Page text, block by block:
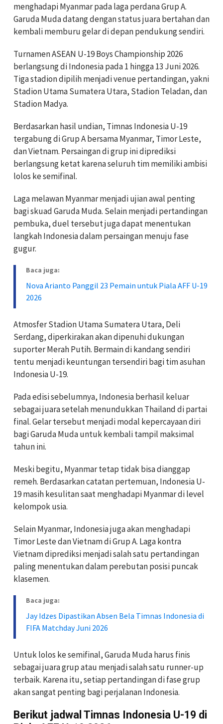
menghadapi Myanmar pada laga perdana Grup A.
Garuda Muda datang dengan status juara bertahan dan
kembali memburu gelar di depan pendukung sendiri.
Turnamen ASEAN U-19 Boys Championship 2026
berlangsung di Indonesia pada 1 hingga 13 Juni 2026.
Tiga stadion dipilih menjadi venue pertandingan, yakni
Stadion Utama Sumatera Utara, Stadion Teladan, dan
Stadion Madya.
Berdasarkan hasil undian, Timnas Indonesia U-19
tergabung di Grup A bersama Myanmar, Timor Leste,
dan Vietnam. Persaingan di grup ini diprediksi
berlangsung ketat karena seluruh tim memiliki ambisi
lolos ke semifinal.
Laga melawan Myanmar menjadi ujian awal penting
bagi skuad Garuda Muda. Selain menjadi pertandingan
pembuka, duel tersebut juga dapat menentukan
langkah Indonesia dalam persaingan menuju fase
gugur.
Baca juga:
Nova Arianto Panggil 23 Pemain untuk Piala AFF U-19
2026
Atmosfer Stadion Utama Sumatera Utara, Deli
Serdang, diperkirakan akan dipenuhi dukungan
suporter Merah Putih. Bermain di kandang sendiri
tentu menjadi keuntungan tersendiri bagi tim asuhan
Indonesia U-19.
Pada edisi sebelumnya, Indonesia berhasil keluar
sebagai juara setelah menundukkan Thailand di partai
final. Gelar tersebut menjadi modal kepercayaan diri
bagi Garuda Muda untuk kembali tampil maksimal
tahun ini.
Meski begitu, Myanmar tetap tidak bisa dianggap
remeh. Berdasarkan catatan pertemuan, Indonesia U-
19 masih kesulitan saat menghadapi Myanmar di level
kelompok usia.
Selain Myanmar, Indonesia juga akan menghadapi
Timor Leste dan Vietnam di Grup A. Laga kontra
Vietnam diprediksi menjadi salah satu pertandingan
paling menentukan dalam perebutan posisi puncak
klasemen.
Baca juga:
Jay Idzes Dipastikan Absen Bela Timnas Indonesia di
FIFA Matchday Juni 2026
Untuk lolos ke semifinal, Garuda Muda harus finis
sebagai juara grup atau menjadi salah satu runner-up
terbaik. Karena itu, setiap pertandingan di fase grup
akan sangat penting bagi perjalanan Indonesia.
Berikut jadwal Timnas Indonesia U-19 di